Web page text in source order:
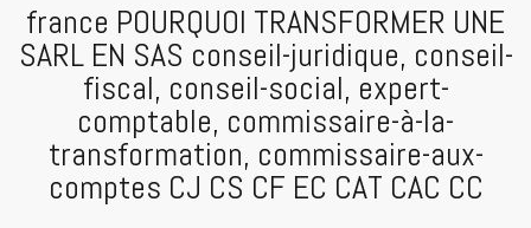
france POURQUOI TRANSFORMER UNE
SARL EN SAS conseil-juridique, conseil-
fiscal, conseil-social, expert-
comptable, commissaire-à-la-
transformation, commissaire-aux-
comptes CJ CS CF EC CAT CAC CC